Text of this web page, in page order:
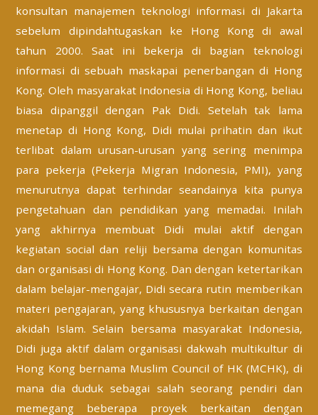
konsultan manajemen teknologi informasi di Jakarta
sebelum dipindahtugaskan ke Hong Kong di awal
tahun 2000. Saat ini bekerja di bagian teknologi
informasi di sebuah maskapai penerbangan di Hong
Kong. Oleh masyarakat Indonesia di Hong Kong, beliau
biasa dipanggil dengan Pak Didi. Setelah tak lama
menetap di Hong Kong, Didi mulai prihatin dan ikut
terlibat dalam urusan-urusan yang sering menimpa
para pekerja (Pekerja Migran Indonesia, PMI), yang
menurutnya dapat terhindar seandainya kita punya
pengetahuan dan pendidikan yang memadai. Inilah
yang akhirnya membuat Didi mulai aktif dengan
kegiatan social dan reliji bersama dengan komunitas
dan organisasi di Hong Kong. Dan dengan ketertarikan
dalam belajar-mengajar, Didi secara rutin memberikan
materi pengajaran, yang khususnya berkaitan dengan
akidah Islam. Selain bersama masyarakat Indonesia,
Didi juga aktif dalam organisasi dakwah multikultur di
Hong Kong bernama Muslim Council of HK (MCHK), di
mana dia duduk sebagai salah seorang pendiri dan
memegang beberapa proyek berkaitan dengan